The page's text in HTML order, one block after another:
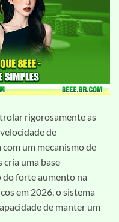
rigorosamente as
de
um mecanismo de
uma base
forte aumento na
em 2026, o sistema
de manter um